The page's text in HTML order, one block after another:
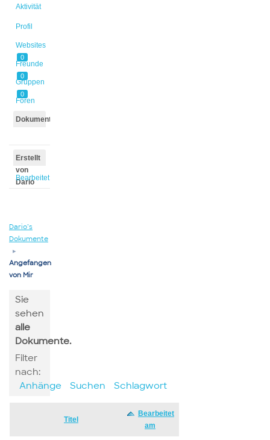
Aktivität
Profil
Websites
0
Freunde
0
Gruppen
0
Foren
Dokumente
Erstellt
von
Dario
Bearbeitet
Dario’s
Dokumente
▸
Angefangen
von Mir
Sie
sehen
alle
Dokumente.
Filter
nach:
Anhänge
Suchen Schlagwort
Titel
Bearbeitet
am